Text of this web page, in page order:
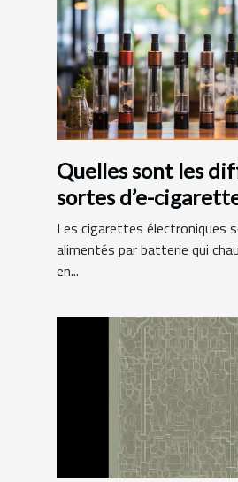
Quelles sont les
sortes d’e-
Les cigarettes électroniques
alimentés par batterie qui
en...